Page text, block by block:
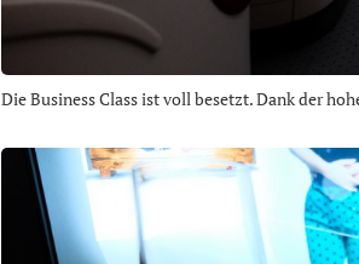
Die Business Class ist voll besetzt. Dank der